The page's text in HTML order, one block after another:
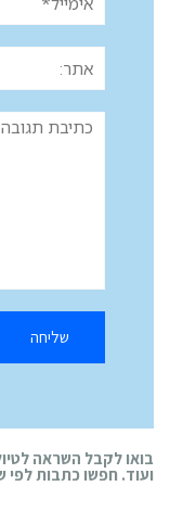
אתר:
תגובה
בואו לקבל השראה
ועוד. חפשו כתבות לפי